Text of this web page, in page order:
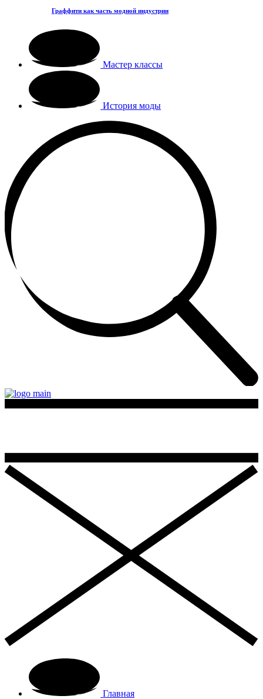
Граффити как часть модной индустрии
Мастер классы
История моды
Главная